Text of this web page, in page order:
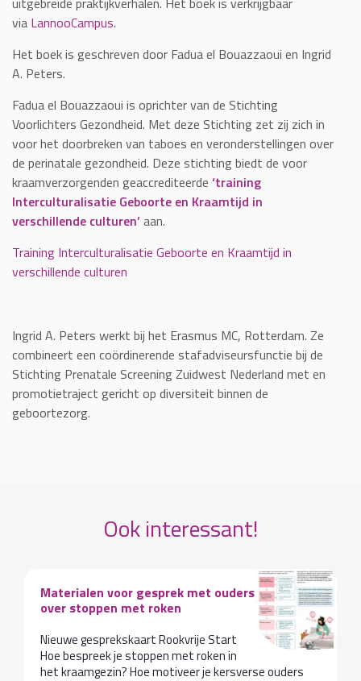
via LannooCampus.
Het boek is geschreven door Fadua el Bouazzaoui en Ingrid
A. Peters.
Fadua el Bouazzaoui is oprichter van de Stichting
Voorlichters Gezondheid. Met deze Stichting zet zij zich in
voor het doorbreken van taboes en veronderstellingen over
de perinatale gezondheid. Deze stichting biedt de voor
kraamverzorgenden geaccrediteerde ‘training
Interculturalisatie Geboorte en Kraamtijd in
verschillende culturen’aan.
Training Interculturalisatie Geboorte en Kraamtijd in
verschillende culturen
Ingrid A. Peters werkt bij het Erasmus MC, Rotterdam. Ze
combineert een coördinerende stafadviseursfunctie bij de
Stichting Prenatale Screening Zuidwest Nederland met en
promotietraject gericht op diversiteit binnen de
geboortezorg.
Ook interessant!
Materialen voor gesprek met ouders
over stoppen met roken
Nieuwe gesprekskaart Rookvrije Start
Hoe bespreek je stoppen met roken in
het kraamgezin? Hoe motiveer je kersverse ouders